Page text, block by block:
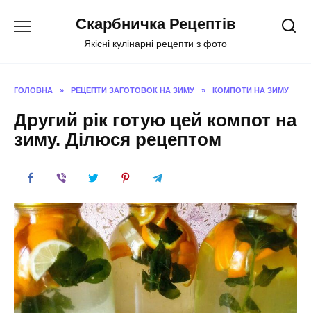
Скарбничка Рецептів
Якісні кулінарні рецепти з фото
ГОЛОВНА » РЕЦЕПТИ ЗАГОТОВОК НА ЗИМУ » КОМПОТИ НА ЗИМУ
Другий рік готую цей компот на
зиму. Ділюся рецептом